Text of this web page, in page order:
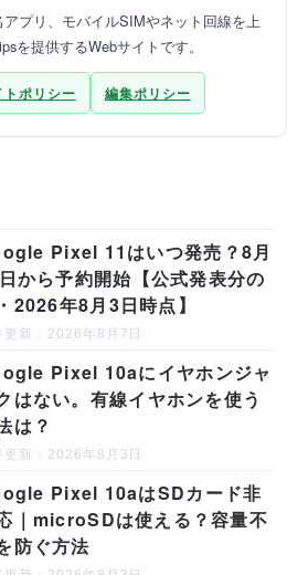
プリ、モバイルSIMやネット回線を上
を提供するWebサイトです。
トポリシー 編集ポリシー
Pixel 11はいつ発売？8月
から予約開始【公式発表分の
2026年8月3日時点】
更新：2026年8月7日
Pixel 10aにイヤホンジャ
はない。有線イヤホンを使う
は？
更新：2026年8月3日
Pixel 10aはSDカード非
｜microSDは使える？容量不
防ぐ方法